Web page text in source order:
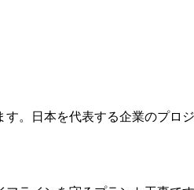
。日本を代表する企業のプロ